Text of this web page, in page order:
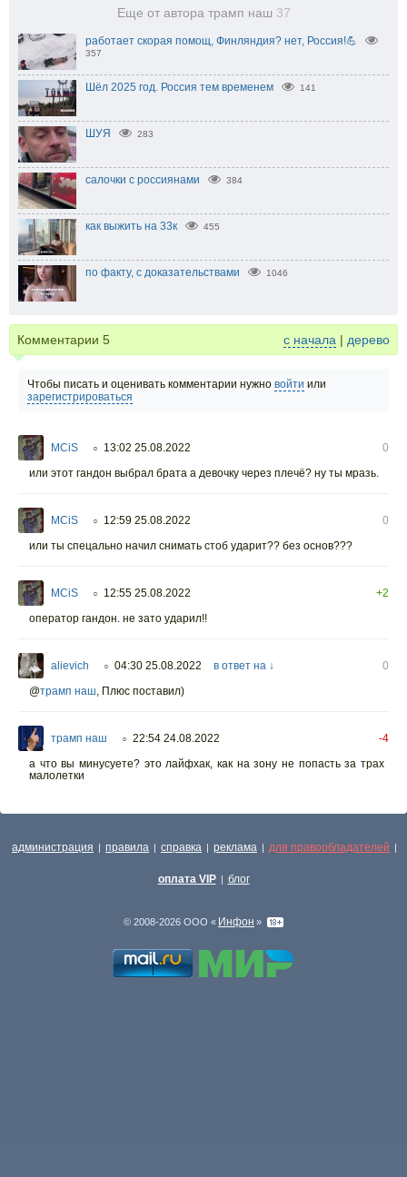
Еще от автора трамп наш 37
работает скорая помощ, Финляндия? нет, Россия!💪
357
Шёл 2025 год. Россия тем временем 141
ШУЯ 283
салочки с россиянами 384
как выжить на 33к 455
по факту, с доказательствами 1046
Комментарии 5 с начала | дерево
Чтобы писать и оценивать комментарии нужно войти или
зарегистрироваться
MCiS ○ 13:02 25.08.2022
0
или этот гандон выбрал брата а девочку через плечё? ну ты мразь.
MCiS ○ 12:59 25.08.2022
0
или ты спецально начил снимать стоб ударит?? без основ???
MCiS ○ 12:55 25.08.2022
+2
оператор гандон. не зато ударил!!
alievich ○ 04:30 25.08.2022 в ответ на ↓
0
@трамп наш Плюс поставил)
трамп наш ○ 22:54 24.08.2022
-4
а что вы минусуете? это лайфхак, как на зону не попасть за трах
малолетки
администрация | правила | справка | реклама | для правообладателей |
оплата VIP | блог
© 2008-2026 ООО « Инфон »